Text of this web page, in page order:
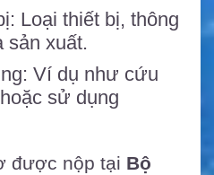
Loại thiết bị, thông
sản xuất.
Ví dụ như cứu
sử dụng
được nộp tại Bộ